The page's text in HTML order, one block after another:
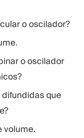
o oscilador?
o oscilador
que
volume.